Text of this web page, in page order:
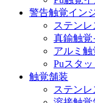
警告触覚イン
ステン
真鍮触覚
アルミ
Puスタッ
触覚舗装
ステン